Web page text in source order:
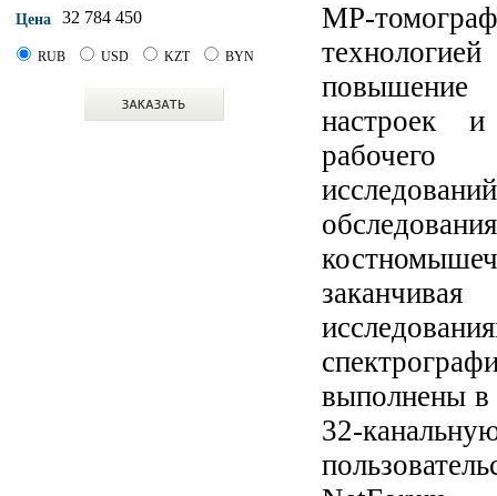
Цена 32 784 450
RUB USD KZT BYN
МР-
повышение
настроек и
рабочего
выполнены
32-